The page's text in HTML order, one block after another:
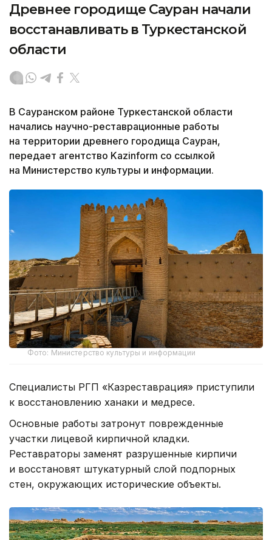
Древнее городище Сауран начали
восстанавливать в Туркестанской
области
В Сауранском районе Туркестанской области
начались научно-реставрационные работы
на территории древнего городища Сауран,
передает агентство Kazinform со ссылкой
на Министерство культуры и информации.
Фото: Министерство культуры и информации
Специалисты РГП «Казреставрация» приступили
к восстановлению ханаки и медресе.
Основные работы затронут поврежденные
участки лицевой кирпичной кладки.
Реставраторы заменят разрушенные кирпичи
и восстановят штукатурный слой подпорных
стен, окружающих исторические объекты.